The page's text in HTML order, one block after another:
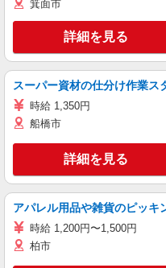
箕面市
詳細を見る
スーパー資材の仕分け作業ス
時給 1,350円
船橋市
詳細を見る
アパレル用品や雑貨のピッキ
時給 1,200円〜1,500円
柏市